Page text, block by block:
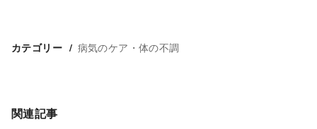
カテゴリー 病気のケア・体の不調
関連記事